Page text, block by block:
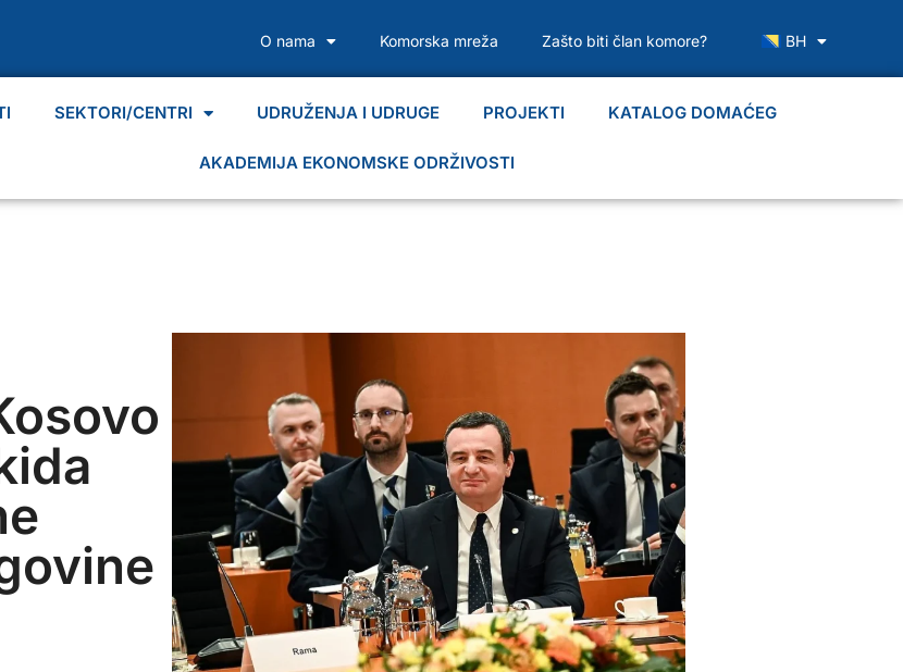
O nama Komorska mreža Zašto biti član komore? BH
SEKTORI/CENTRI UDRUŽENJA I UDRUGE PROJEKTI KATALOG DOMAĆEG
AKADEMIJA EKONOMSKE ODRŽIVOSTI